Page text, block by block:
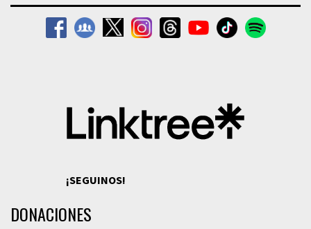
¡SEGUINOS!
DONACIONES